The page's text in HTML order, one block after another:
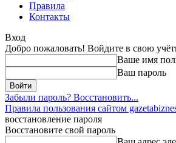
Правила
Контакты
Вход
Добро пожаловать! Войдите в свою
Ваше имя
Ваш пароль
Забыли пароль? Восстановить...
Правила пользования сайтом
восстановление пароля
Восстановите свой пароль